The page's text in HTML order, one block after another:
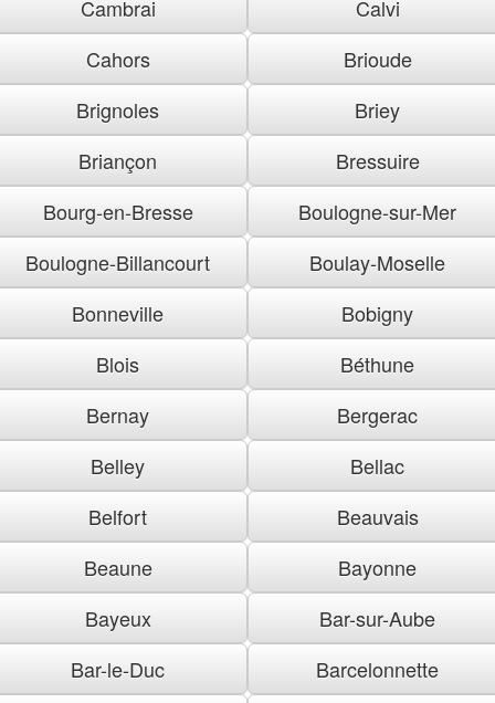
Cambrai
Calvi
Cahors
Brioude
Brignoles
Briey
Briançon
Bressuire
Bourg-en-Bresse
Boulogne-sur-Mer
Boulogne-Billancourt
Boulay-Moselle
Bonneville
Bobigny
Blois
Béthune
Bernay
Bergerac
Belley
Bellac
Belfort
Beauvais
Beaune
Bayonne
Bayeux
Bar-sur-Aube
Bar-le-Duc
Barcelonnette